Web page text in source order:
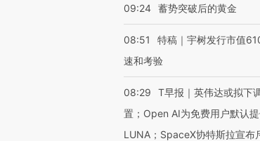
09:24 蓄势突破后的黄金
08:51
特稿｜宇树发行市值
速和考验
08:29
T早报｜英伟达或拟下
置；Open AI为免费用户默认
LUNA；SpaceX协特斯拉宣布